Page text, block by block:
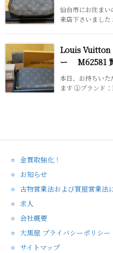
仙台市にお住ま
来店下さいました
Louis Vuitton
ー M62581
本日、お持ちいた
ます ①ブランド
金買取強化！
お知らせ
古物営業法および質屋営業法
求人
会社概要
大黒屋 プライバシーポリシー
サイトマップ